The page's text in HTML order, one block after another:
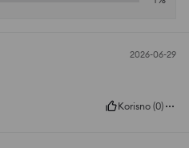
2026-06-29
Korisno (0)